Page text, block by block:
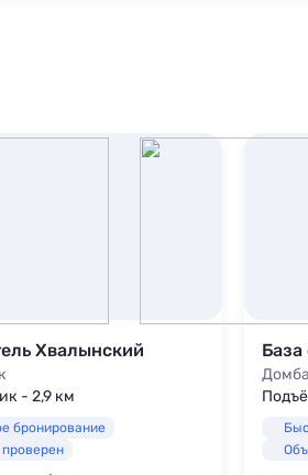
Хвалынский
- 2,9 км
бронирование